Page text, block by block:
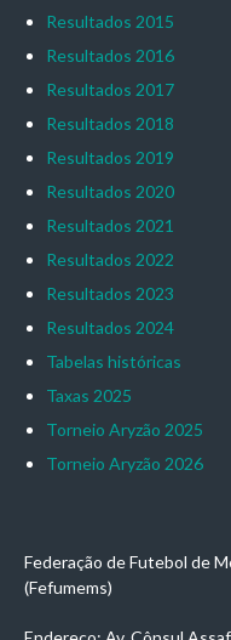
Resultados 2015
Resultados 2016
Resultados 2017
Resultados 2018
Resultados 2019
Resultados 2020
Resultados 2021
Resultados 2022
Resultados 2023
Resultados 2024
Tabelas históricas
Taxas 2025
Torneio Aryzão 2025
Torneio Aryzão 2026
Federação de Futebol de
(Fefumems)